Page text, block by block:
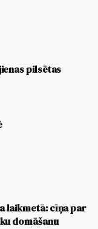
pilsētas
laikmetā: cīņa par
domāšanu